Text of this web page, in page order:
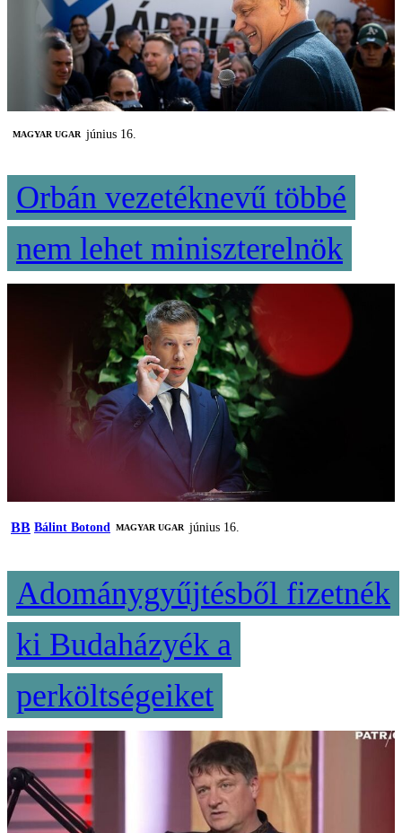
MAGYAR UGAR június 16.
Orbán vezetéknevű többé
nem lehet miniszterelnök
BB Bálint Botond MAGYAR UGAR június 16.
Adománygyűjtésből fizetnék
ki Budaházyék a
perköltségeiket